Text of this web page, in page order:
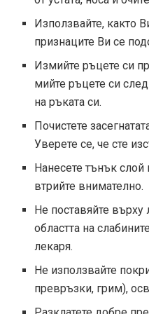
Използвайте, както
признаците Ви се
Измийте ръцете си
мийте ръцете си
на ръката си.
Почистете
Уверете се, че сте
Нанесете тънък слой
втрийте внимателно.
Не поставяйте
областта на
лекаря.
Не използвайте
превръзки, грим),